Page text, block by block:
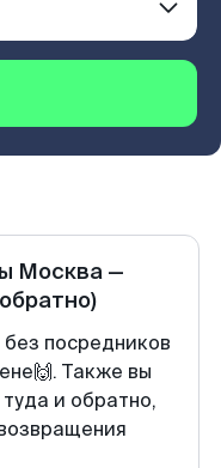
Москва —
посредников
Также вы
и обратно,